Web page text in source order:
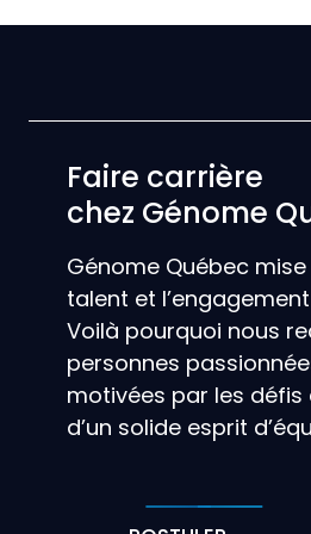
Faire carrière
chez Génome
Génome Québec mise
talent et
Voilà pourquoi nous
personnes
motivées par les
d’un solide esprit